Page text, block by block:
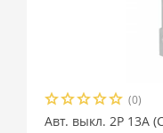
(0)
Авт. выкл. 2P 13А